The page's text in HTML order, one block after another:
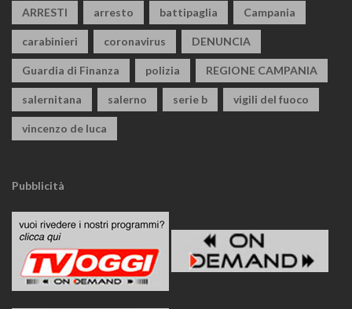
ARRESTI arresto battipaglia Campania
carabinieri coronavirus DENUNCIA
Guardia di Finanza polizia REGIONE CAMPANIA
salernitana salerno serie b vigili del fuoco
vincenzo de luca
Pubblicità